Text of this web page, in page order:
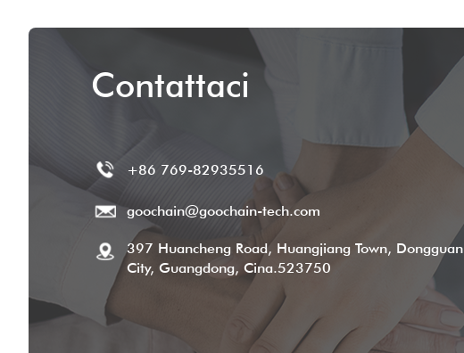
Contattaci
+86 769-82935516
goochain@goochain-tech.com
397 Huancheng Road, Huangjiang Town, Dongguan
City, Guangdong, Cina.523750